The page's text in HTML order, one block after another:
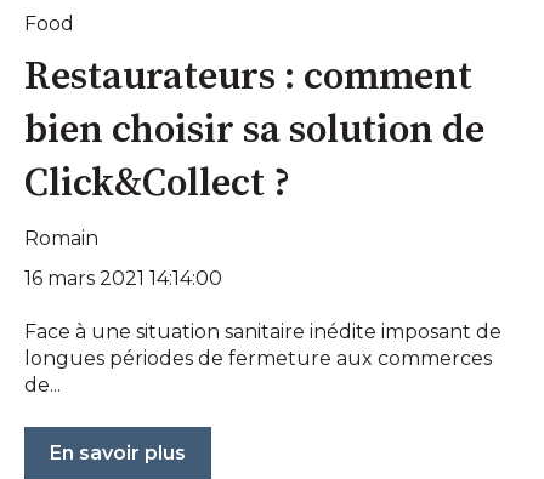
Food
Restaurateurs : comment
bien choisir sa solution de
Click&Collect ?
Romain
16 mars 2021 14:14:00
Face à une situation sanitaire inédite imposant de
longues périodes de fermeture aux commerces
de...
En savoir plus